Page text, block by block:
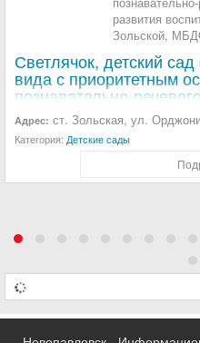
Светлячок, детский
вида с приоритетным
познавательно-
воспитанников №11 ст.
Адрес: ст. Зольская, ул.
Категория: Детские сады